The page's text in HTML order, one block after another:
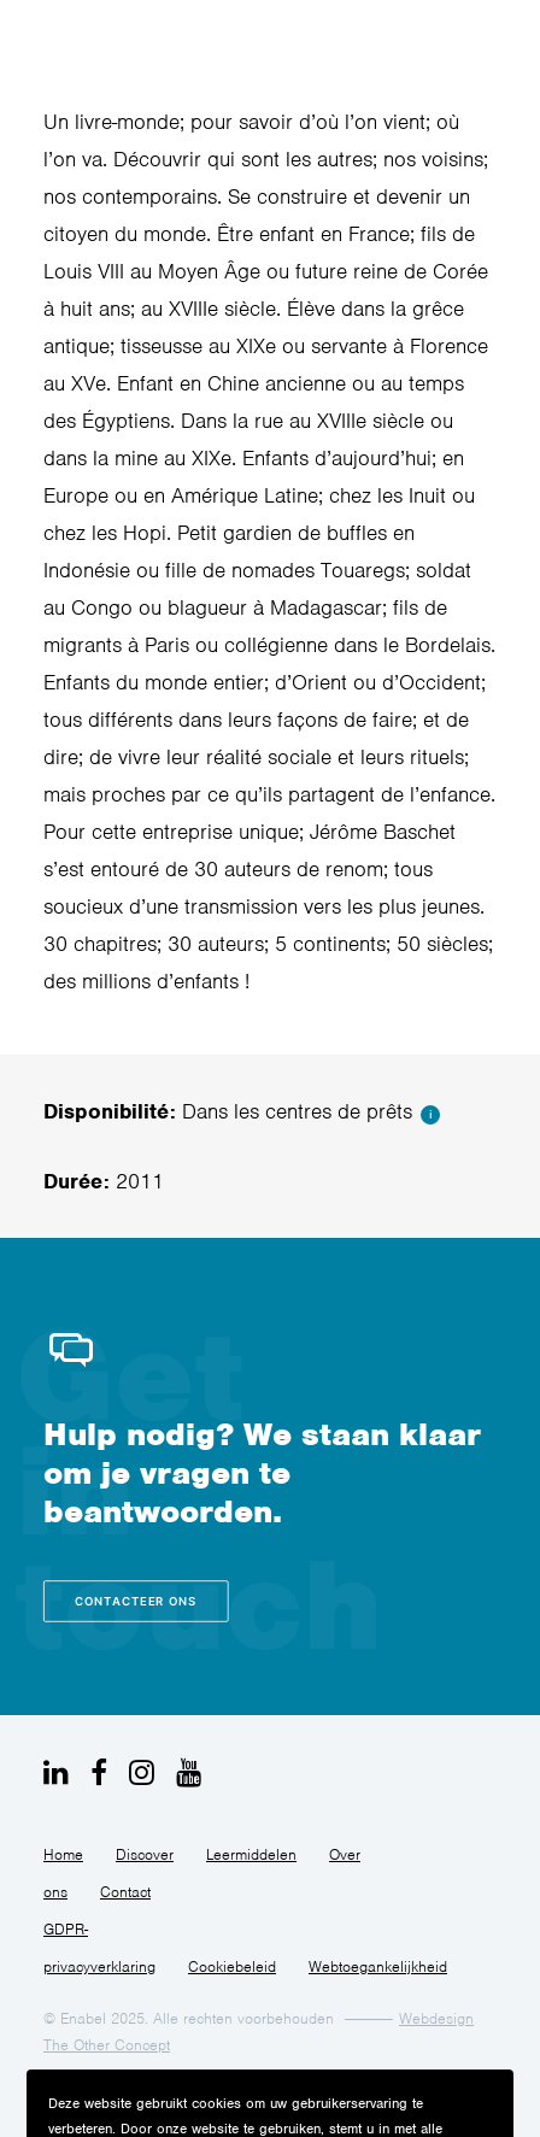
Un livre-monde; pour savoir d’où l’on vient; où
l’on va. Découvrir qui sont les autres; nos voisins;
nos contemporains. Se construire et devenir un
citoyen du monde. Être enfant en France; fils de
Louis VIII au Moyen Âge ou future reine de Corée
à huit ans; au XVIIIe siècle. Élève dans la grêce
antique; tisseusse au XIXe ou servante à Florence
au XVe. Enfant en Chine ancienne ou au temps
des Égyptiens. Dans la rue au XVIIIe siècle ou
dans la mine au XIXe. Enfants d’aujourd’hui; en
Europe ou en Amérique Latine; chez les Inuit ou
chez les Hopi. Petit gardien de buffles en
Indonésie ou fille de nomades Touaregs; soldat
au Congo ou blagueur à Madagascar; fils de
migrants à Paris ou collégienne dans le Bordelais.
Enfants du monde entier; d’Orient ou d’Occident;
tous différents dans leurs façons de faire; et de
dire; de vivre leur réalité sociale et leurs rituels;
mais proches par ce qu’ils partagent de l’enfance.
Pour cette entreprise unique; Jérôme Baschet
s’est entouré de 30 auteurs de renom; tous
soucieux d’une transmission vers les plus jeunes.
30 chapitres; 30 auteurs; 5 continents; 50 siècles;
des millions d’enfants !
Disponibilité: Dans les centres de prêts i
Durée: 2011
Hulp nodig? We staan klaar
om je vragen te
beantwoorden.
CONTACTEER ONS
Home Discover Leermiddelen Over
ons Contact
GDPR-
privacyverklaring Cookiebeleid Webtoegankelijkheid
© Enabel 2025. Alle rechten voorbehouden
Webdesign
The Other Concept
Deze website gebruikt cookies om uw gebruikerservaring te
verbeteren. Door onze website te gebruiken, stemt u in met alle